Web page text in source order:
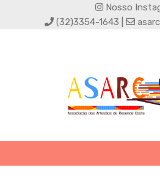
Nosso
(32)3354-1643 |